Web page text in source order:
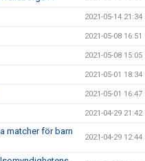
2021-05-14 21:34
2021-05-08 16:51
2021-05-08 15:05
2021-05-01 18:34
2021-05-01 16:47
2021-04-29 21:42
matcher för barn
2021-04-29 12:44